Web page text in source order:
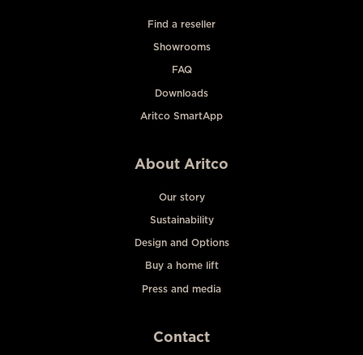
Find a reseller
Showrooms
FAQ
Downloads
Aritco SmartApp
About Aritco
Our story
Sustainability
Design and Options
Buy a home lift
Press and media
Contact